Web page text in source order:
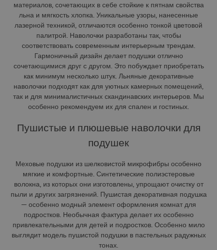
материалов, сочетающих в себе стойкие к пятнам свойства
льна и мягкость хлопка. Уникальные узоры, нанесенные
лазерной техникой, отличаются особенно тонкой цветовой
палитрой. Наволочки разработаны так, чтобы
соответствовать современным интерьерным трендам.
Гармоничный дизайн делает подушки отлично
сочетающимися друг с другом. Это побуждает приобретать
как минимум несколько штук. Льняные декоративные
наволочки подходят как для уютных камерных помещений,
так и для минималистичных скандинавских интерьеров. Мы
особенно рекомендуем их для спален и гостиных.
Пушистые и плюшевые наволочки для
подушек
Меховые подушки из шелковистой микрофибры особенно
мягкие и комфортные. Синтетические полиэстеровые
волокна, из которых они изготовлены, упрощают очистку от
пыли и других загрязнений. Пушистая декоративная подушка
— особенно модный элемент оформления комнат для
подростков. Необычная фактура делает их особенно
привлекательными для детей и подростков. Особенно мило
выглядит модель пушистой подушки в пастельных радужных
тонах.